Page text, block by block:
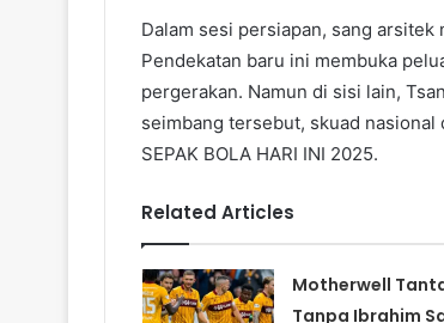
Dalam sesi persiapan, sang
Pendekatan baru ini membuka
pergerakan. Namun di sisi lain,
seimbang tersebut, skuad nasional
SEPAK BOLA HARI INI 2025.
Related Articles
Motherwell
Tanpa Ibrahim